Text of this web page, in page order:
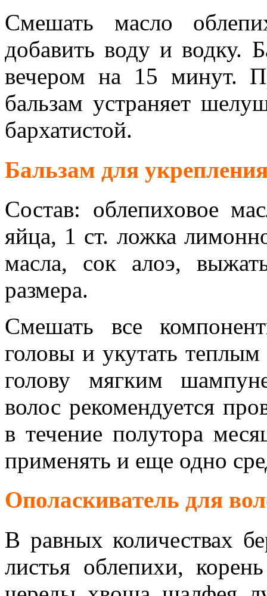
Смешать масло
добавить воду и водку.
вечером на 15 минут.
бальзам устраняет
бархатистой.
Бальзам для
Состав: облепиховое
яйца, 1 ст. ложка
масла, сок алоэ,
размера.
Смешать все
головы и укутать
голову мягким
волос рекомендуется
в течение полутора
применять и еще одно
Ополаскиватель для
В равных количествах
листья облепихи,